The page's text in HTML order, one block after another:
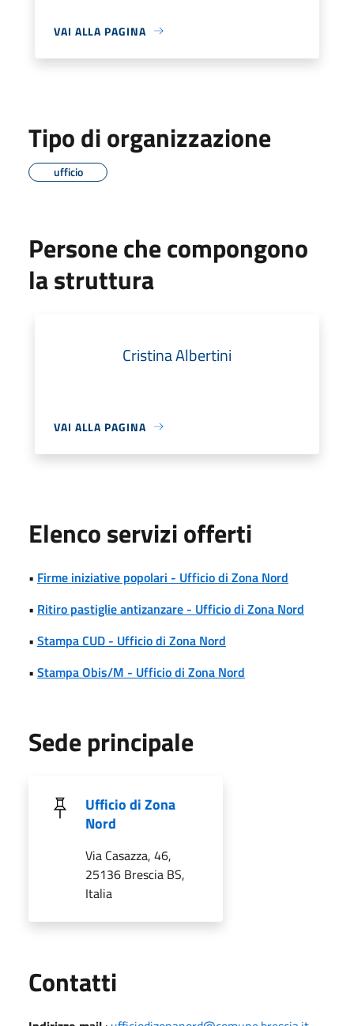
VAI ALLA PAGINA
Tipo di organizzazione
ufficio
Persone che compongono
la struttura
Cristina Albertini
VAI ALLA PAGINA
Elenco servizi offerti
• Firme iniziative popolari - Ufficio di Zona Nord
• Ritiro pastiglie antizanzare - Ufficio di Zona Nord
• Stampa CUD - Ufficio di Zona Nord
• Stampa Obis/M - Ufficio di Zona Nord
Sede principale
Ufficio di Zona
Nord
Via Casazza, 46,
25136 Brescia BS,
Italia
Contatti